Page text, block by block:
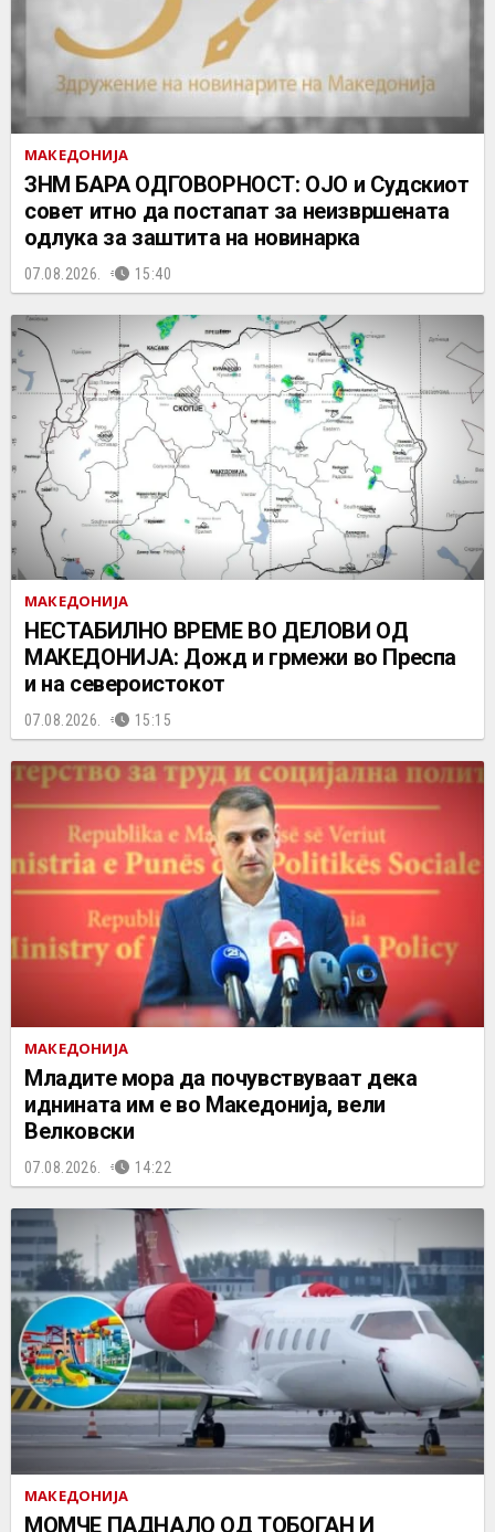
МАКЕДОНИЈА
ЗНМ БАРА ОДГОВОРНОСТ: ОЈО и Судскиот
совет итно да постапат за неизвршената
одлука за заштита на новинарка
07.08.2026. 15:40
МАКЕДОНИЈА
НЕСТАБИЛНО ВРЕМЕ ВО ДЕЛОВИ ОД
МАКЕДОНИЈА: Дожд и грмежи во Преспа
и на североистокот
07.08.2026. 15:15
МАКЕДОНИЈА
Младите мора да почувствуваат дека
иднината им е во Македонија, вели
Велковски
07.08.2026. 14:22
МАКЕДОНИЈА
МОМЧЕ ПАДНАЛО ОД ТОБОГАН И